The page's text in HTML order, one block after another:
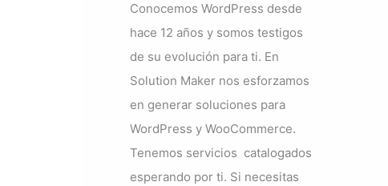
Conocemos WordPress desde
hace 12 años y somos testigos
de su evolución para ti. En
Solution Maker nos esforzamos
en generar soluciones para
WordPress y WooCommerce.
Tenemos servicios catalogados
esperando por ti. Si necesitas